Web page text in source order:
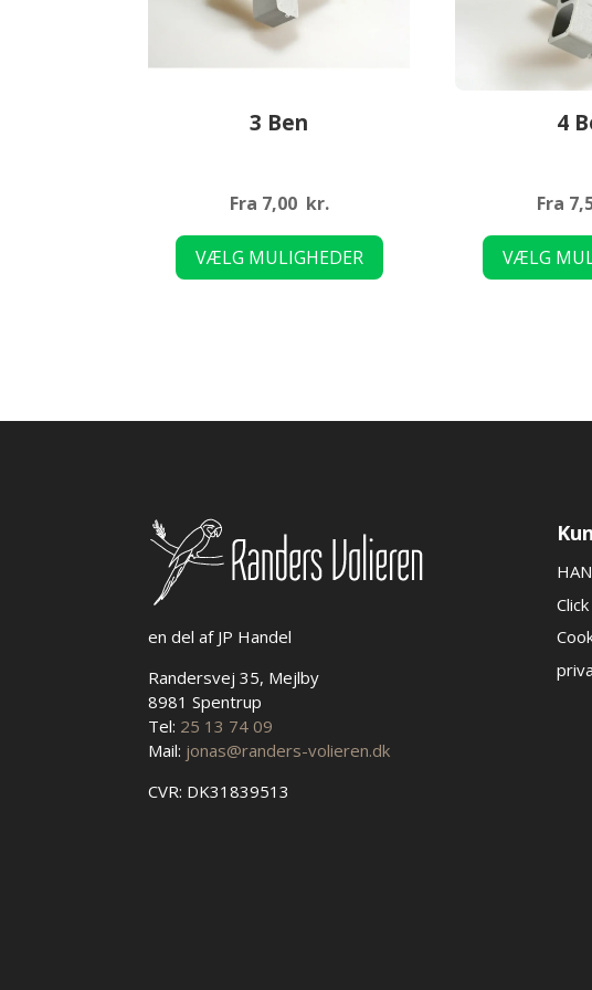
3 Ben
Fra 7,00 kr.
VÆLG MULIGHEDER
4
Fra
VÆLG
en del af JP Handel
Randersvej 35, Mejlby
8981 Spentrup
Tel: 25 13 74 09
Mail: jonas@randers-volieren.dk
CVR: DK31839513